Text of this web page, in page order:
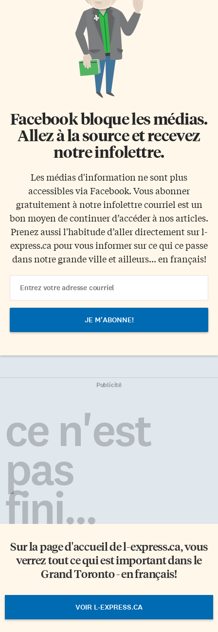
Facebook bloque les médias.
Allez à la source et recevez
notre infolettre.
Les médias d'information ne sont plus
accessibles via Facebook. Vous abonner
gratuitement à notre infolettre courriel est un
bon moyen de continuer d’accéder à nos articles.
Prenez aussi l'habitude d’aller directement sur l-
express.ca pour vous informer sur ce qui ce passe
dans notre grande ville et ailleurs... en français!
Address
Publicité
ce n'est
pas
fini...
Sur la page d'accueil del-express.ca, vous
verrez tout ce qui est important dans le
Grand Toronto - en français!
VOIR L-EXPRESS.CA